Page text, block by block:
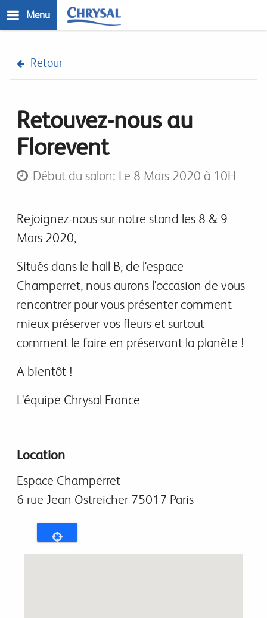
to
Menu
Retour
Retouvez-nous au
Florevent
Début du salon: Le 8 Mars 2020 à 10H
Rejoignez-nous sur notre stand les 8 & 9
Mars 2020,
Situés dans le hall B, de l'espace
Champerret, nous aurons l'occasion de vous
rencontrer pour vous présenter comment
mieux préserver vos fleurs et surtout
comment le faire en préservant la planète !
A bientôt !
L'équipe Chrysal France
Location
Espace Champerret
6 rue Jean Ostreicher 75017 Paris